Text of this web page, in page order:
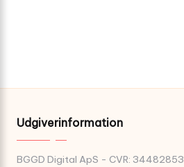
Udgiverinformation
BGGD Digital ApS - CVR: 34482853